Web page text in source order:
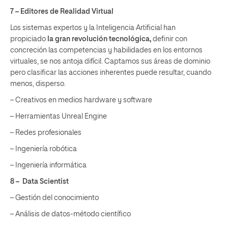
7 – Editores de Realidad Virtual
Los sistemas expertos y la Inteligencia Artificial han
propiciado la gran revolución tecnológica, definir con
concreción las competencias y habilidades en los entornos
virtuales, se nos antoja difícil. Captamos sus áreas de dominio
pero clasificar las acciones inherentes puede resultar, cuando
menos, disperso.
– Creativos en medios hardware y software
– Herramientas Unreal Engine
– Redes profesionales
– Ingeniería robótica
– Ingeniería informática
8 – Data Scientist
– Gestión del conocimiento
– Análisis de datos-método científico